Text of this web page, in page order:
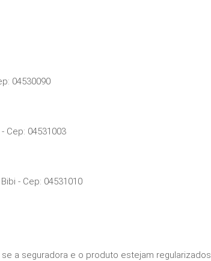
04530090
Cep: 04531003
- Cep: 04531010
a seguradora e o produto estejam